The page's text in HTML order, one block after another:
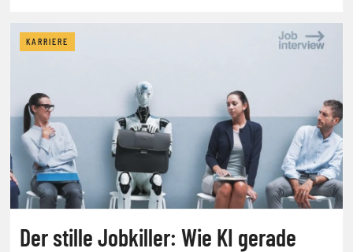
KARRIERE
Der stille Jobkiller: Wie KI gerade